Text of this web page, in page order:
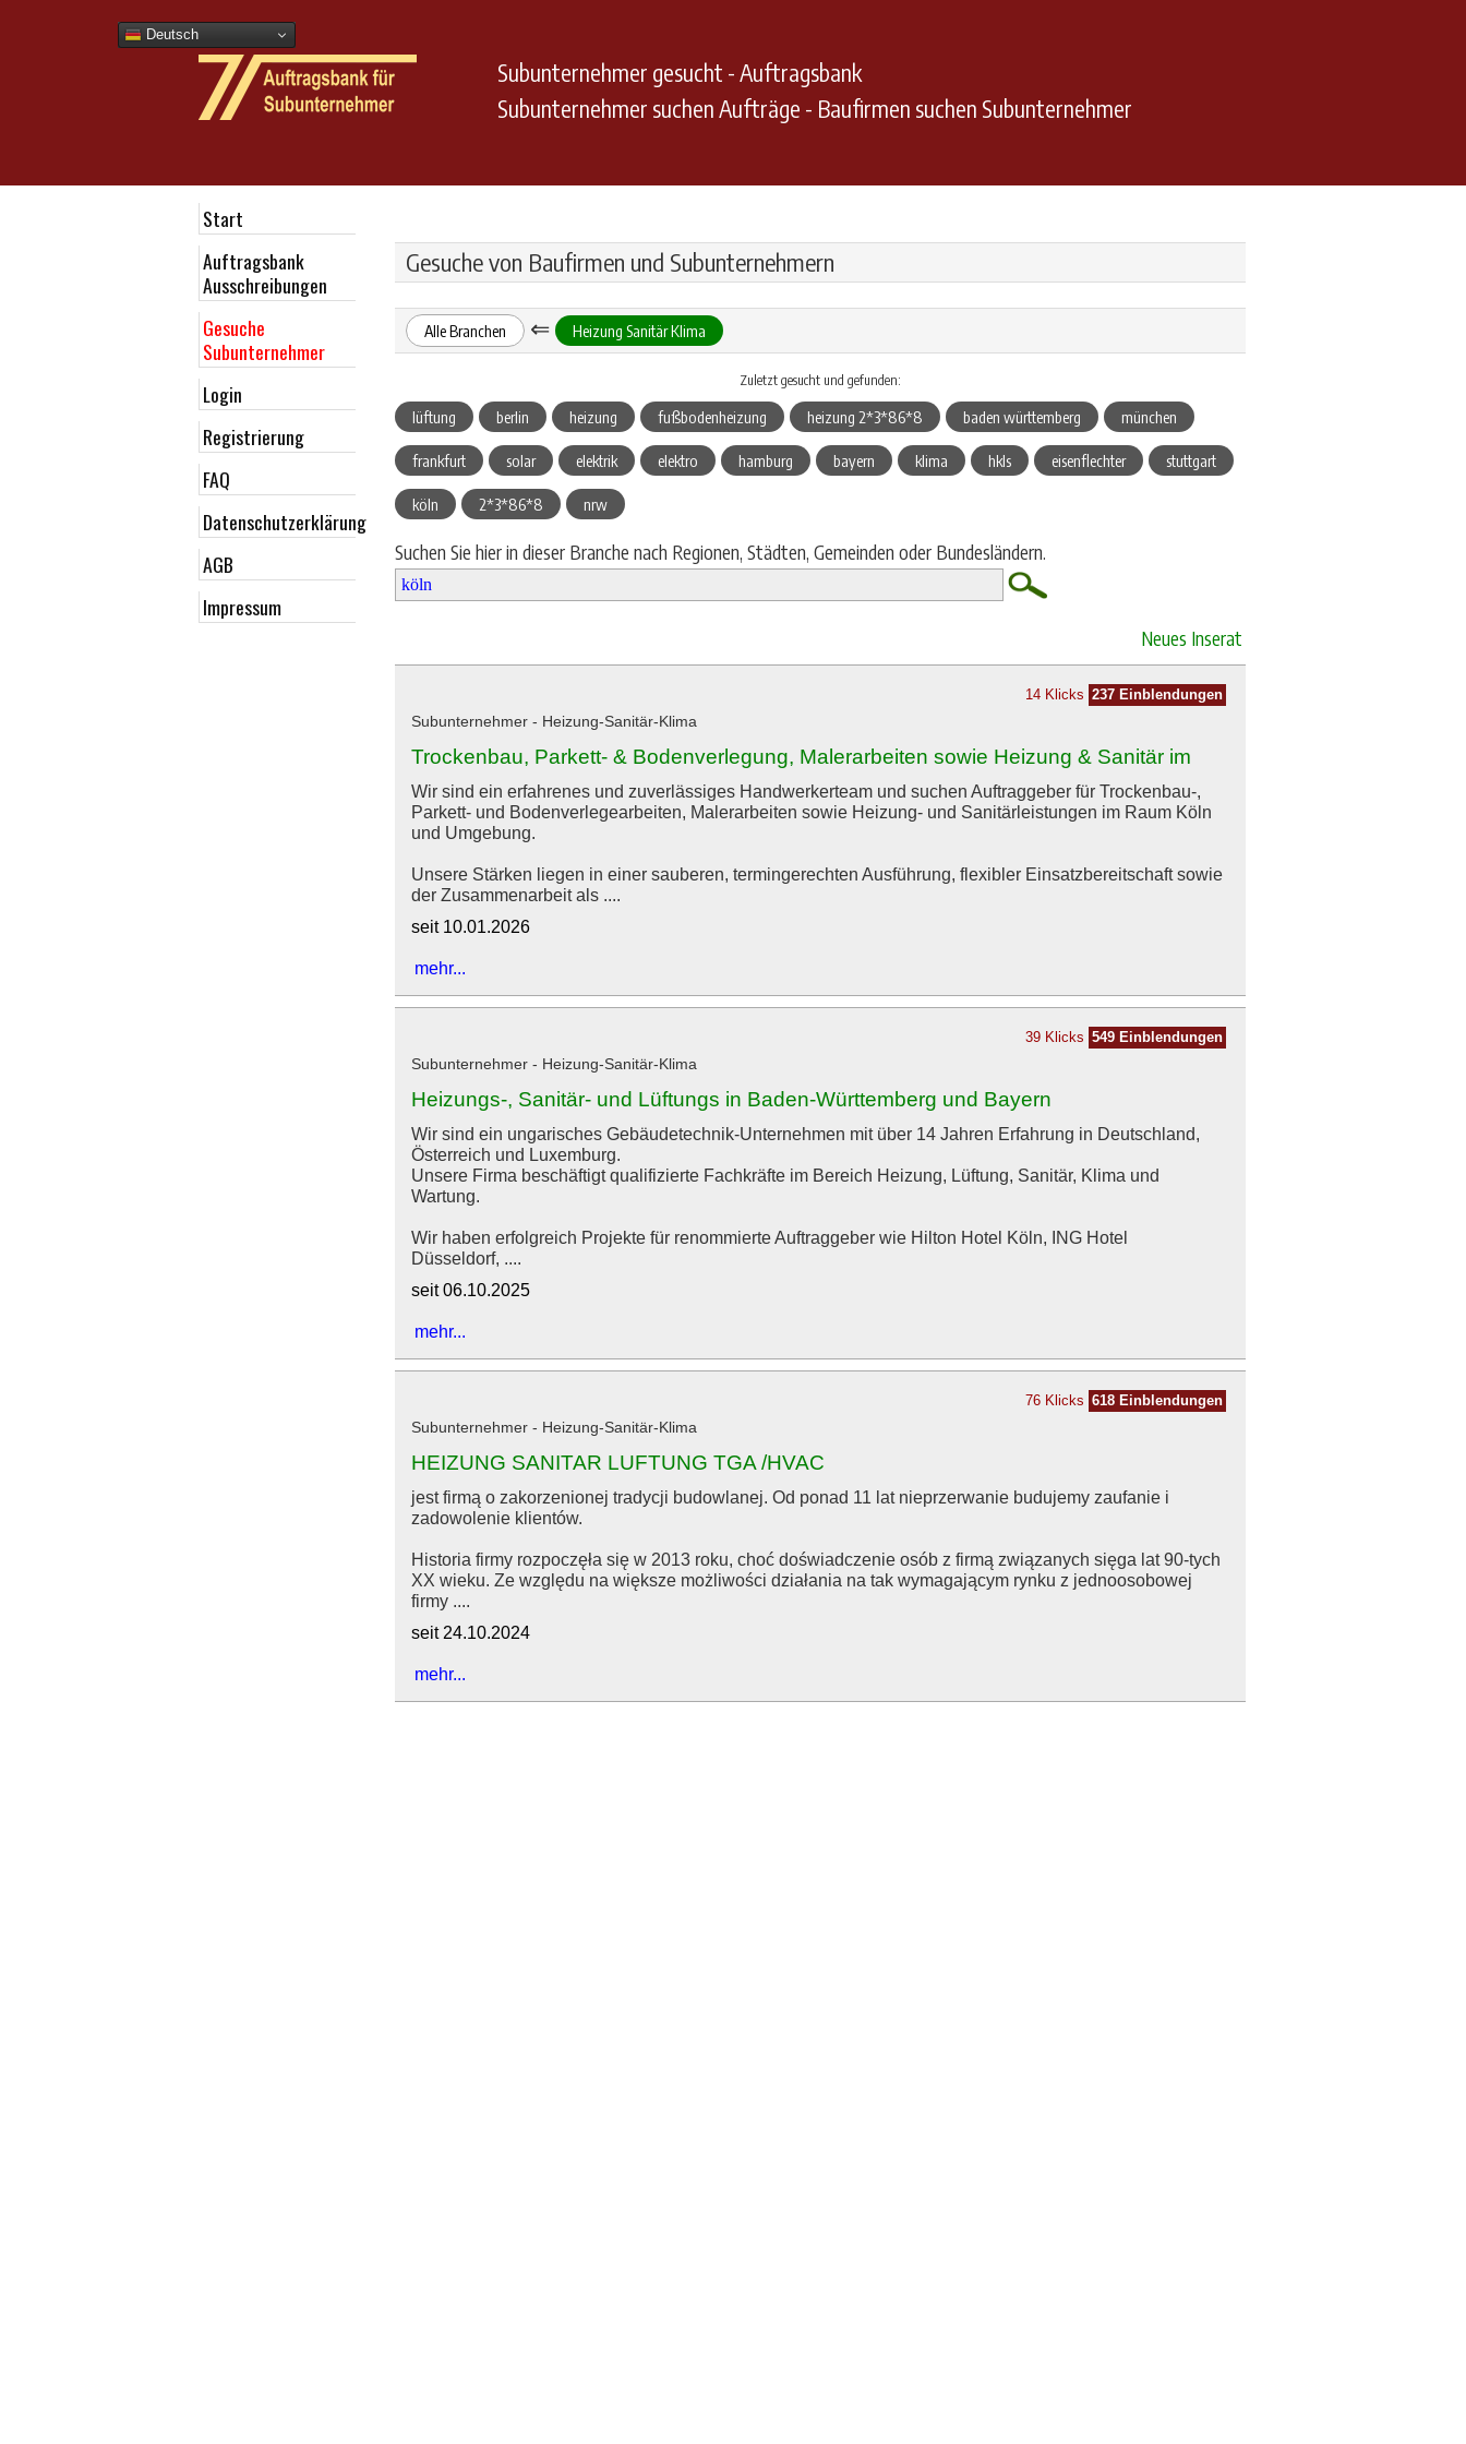
Deutsch
Subunternehmer gesucht - Auftragsbank
Subunternehmer suchen Aufträge - Baufirmen suchen Subunternehmer
Start
Auftragsbank
Ausschreibungen
Gesuche
Subunternehmer
Login
Registrierung
FAQ
Datenschutzerklärung
AGB
Impressum
Gesuche von Baufirmen und Subunternehmern
Alle Branchen ⇐ Heizung Sanitär Klima
Zuletzt gesucht und gefunden:
lüftung berlin heizung fußbodenheizung heizung 2*3*86*8 baden württemberg münchen
frankfurt solar elektrik elektro hamburg bayern klima hkls eisenflechter stuttgart
köln 2*3*86*8 nrw
Suchen Sie hier in dieser Branche nach Regionen, Städten, Gemeinden oder Bundesländern.
Neues Inserat
14 Klicks 237 Einblendungen
Subunternehmer - Heizung-Sanitär-Klima
Trockenbau, Parkett- & Bodenverlegung, Malerarbeiten sowie Heizung & Sanitär im
Wir sind ein erfahrenes und zuverlässiges Handwerkerteam und suchen Auftraggeber für Trockenbau-,
Parkett- und Bodenverlegearbeiten, Malerarbeiten sowie Heizung- und Sanitärleistungen im Raum Köln
und Umgebung.
Unsere Stärken liegen in einer sauberen, termingerechten Ausführung, flexibler Einsatzbereitschaft sowie
der Zusammenarbeit als ....
seit 10.01.2026
mehr...
39 Klicks 549 Einblendungen
Subunternehmer - Heizung-Sanitär-Klima
Heizungs-, Sanitär- und Lüftungs in Baden-Württemberg und Bayern
Wir sind ein ungarisches Gebäudetechnik-Unternehmen mit über 14 Jahren Erfahrung in Deutschland,
Österreich und Luxemburg.
Unsere Firma beschäftigt qualifizierte Fachkräfte im Bereich Heizung, Lüftung, Sanitär, Klima und
Wartung.
Wir haben erfolgreich Projekte für renommierte Auftraggeber wie Hilton Hotel Köln, ING Hotel
Düsseldorf, ....
seit 06.10.2025
mehr...
76 Klicks 618 Einblendungen
Subunternehmer - Heizung-Sanitär-Klima
HEIZUNG SANITAR LUFTUNG TGA /HVAC
jest firmą o zakorzenionej tradycji budowlanej. Od ponad 11 lat nieprzerwanie budujemy zaufanie i
zadowolenie klientów.
Historia firmy rozpoczęła się w 2013 roku, choć doświadczenie osób z firmą związanych sięga lat 90-tych
XX wieku. Ze względu na większe możliwości działania na tak wymagającym rynku z jednoosobowej
firmy ....
seit 24.10.2024
mehr...